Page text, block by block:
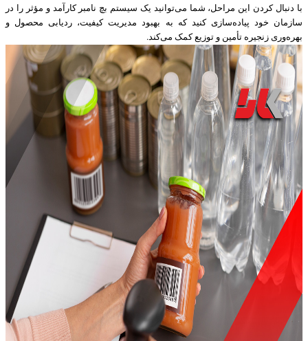
با دنبال کردن این مراحل، شما می‌توانید یک سیستم بچ نامبر کارآمد و مؤثر را در
سازمان خود پیاده‌سازی کنید که به بهبود مدیریت کیفیت، ردیابی محصول و
بهره‌وری زنجیره تأمین و توزیع کمک می‌کند.